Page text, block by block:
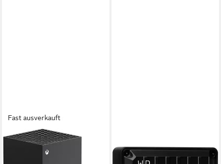
Fast ausverkauft
XBOX
WD D30 Game Drive 500GB
XBOX PS5 SSD Portable USB